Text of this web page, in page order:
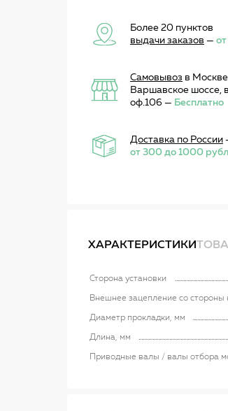
Более 20 пунктов
выдачи заказов —
Самовывоз в
Варшавское шоссе,
оф.106 — Бесплатно
Доставка по России
от 300 до 1000
ХАРАКТЕРИСТИКИ
Сторона установки
Внешнее зацепление со стороны
Диаметр прокладки, мм
Длина, мм
Приводные валы / валы отбора